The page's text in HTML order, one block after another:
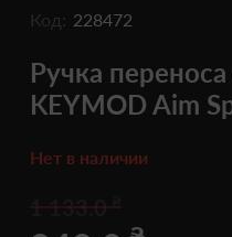
Код: 228472
Ручка переноса
KEYMOD Aim
Нет в наличии
1 133.0